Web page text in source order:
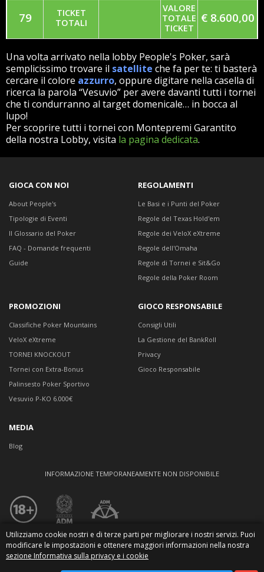
Utilizziamo cookie nostri e di terze parti per migliorare i nostri servizi. Puoi
modificare le impostazioni e ottenere maggiori informazioni nella nostra
sezione Informativa sulla privacy e i cookie
79
TICKET
TOTALI
VALORE
TOTALE
TICKET
€ 8.600,00
Una volta arrivato nella lobby People's Poker, sarà
semplicissimo trovare il satellite che fa per te: ti basterà
cercare il colore azzurro, oppure digitare nella casella di
ricerca la parola “Vesuvio” per avere davanti tutti i tornei
che ti condurranno al target domenicale… in bocca al
lupo!
Per scoprire tutti i tornei con Montepremi Garantito
della nostra Lobby, visita la pagina dedicata.
GIOCA CON NOI
About People's
Tipologie di Eventi
Il Glossario del Poker
FAQ - Domande frequenti
Guide
REGOLAMENTI
Le Basi e i Punti del Poker
Regole del Texas Hold'em
Regole dei VeloX eXtreme
Regole dell'Omaha
Regole di Tornei e Sit&Go
Regole della Poker Room
PROMOZIONI
Classifiche Poker Mountains
VeloX eXtreme
TORNEI KNOCKOUT
Tornei con Extra-Bonus
Palinsesto Poker Sportivo
Vesuvio P-KO 6.000€
GIOCO RESPONSABILE
Consigli Utili
La Gestione del BankRoll
Privacy
Gioco Responsabile
MEDIA
Blog
INFORMAZIONE TEMPORANEAMENTE NON DISPONIBILE
© 2026
Le immagini, i marchi ed i contenuti di questo sito sono protetti da
copyright.